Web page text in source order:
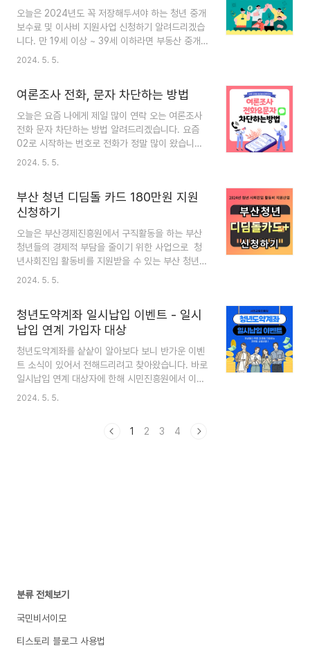
축하해 캠페인이란?'모두가 우리를 축하해' 캠페인
은 부산에 사는 모두가 임신한 부부를 축하해 드리
는 캠페인으로 '임밍아웃' 순간을 담은 영상과 사진
으로 참여하실 수 있습니다. 소중한 사람에게 임신
소식을 발표하는 순간을 공유해 주시고, 생애 가장
참여방법 ①..
오늘은 2024년도 꼭 저장해두셔야 하는 청년 중개
보수료 및 이사비 지원사업 신청하기 알려드리겠습
니다. 만 19세 이상 ~ 39세 이하라면 부동산 중개
수수료와 이사비를 무상으로 받을 수 있습니다. 자
5. 신청기간6. 진행일정7. 신청방법/문의 1. 지원
내용 금전적 지원 : 40만 원(생애 1회)을 지원합니
다. - 실제 이사에 소요된 부동산 중개보수, 이사비
최대 40만 원 한도 내 실비 지원 ※ 22.1.1. 이후부
용 - (중개보수) 임대차계약 체결 시 소요되는 중개
차 이용비 등 ..
2024. 5. 5.
여론조사 전화, 문자 차단하는 방법
오늘은 요즘 나에게 제일 많이 연락 오는 여론조사
전화 문자 차단하는 방법 알려드리겠습니다. 요즘
02로 시작하는 번호로 전화가 정말 많이 왔습니다.
처음에는 멋모르고 바로바로 받았는데 밤늦게도 받
방법 - KT/SKT/LG U+2. 여론조사 문자 차단하는
방법 - 스팸 차단키워드 설정3. 마무리 1. 여론조사
화 걸면 자동으로 차단됩니다. ②SKT ☎1547 -
1번 누르고 생년원일 입력하면 바로 차단 처리 됩
니다. ③LG U+ ☎080-855-0016 전화 걸어서
1번 누르면 자동으로 차단됩니다. ※알뜰폰도 각 망
2024. 5. 5.
부산 청년 디딤돌 카드 180만원 지원
신청하기
오늘은 부산경제진흥원에서 구직활동을 하는 부산
청년들의 경제적 부담을 줄이기 위한 사업으로 청
년사회진입 활동비를 지원받을 수 있는 부산 청년
디딤돌 카드 180만 원 지원 신청하기 내용 소개해
딤돌카드 신청방법5. 마무리 1. 지원내용 ▶사회진
입활동비 최대 180만 원 지원(월 30만 원 x6개월)
으로 지원인원은 1000명입니다. ▶취업/창업 활
동에 필요한 직/간접 비용 -취업성공금 지급 : 5개
월 이내 취업이나 창업으로 사업 중단할 경우 30만
원 1회 지원(조건부 지급) 해 드립니다. -구직역량
강화 프로그램 : 맞춤형 구직역량 강화 프로그램 지
2024. 5. 5.
청년도약계좌 일시납입 이벤트 - 일시
납입 연계 가입자 대상
청년도약계좌를 샅샅이 알아보다 보니 반가운 이벤
트 소식이 있어서 전해드리려고 찾아왔습니다. 바로
일시납입 연계 대상자에 한해 시민진흥원에서 이벤
트를 실시하고 있는데요 그 내용 지금부터 소개해드
(계좌개설 완료자) 기간 : 일시납입 계좌개설 시작일
2024. 5. 5.
1 2 3 4
분류 전체보기
국민비서이모
티스토리 블로그 사용법